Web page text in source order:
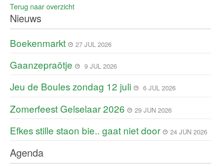
Terug naar overzicht
Nieuws
Boekenmarkt 27 JUL 2026
Gaanzepraötje 9 JUL 2026
Jeu de Boules zondag 12 juli 6 JUL 2026
Zomerfeest Gelselaar 2026 29 JUN 2026
Efkes stille staon bie.. gaat niet door 24 JUN 2026
Agenda